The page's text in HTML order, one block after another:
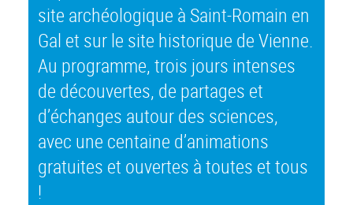
site archéologique à Saint-Romain en
Gal et sur le site historique de Vienne.
Au programme, trois jours intenses
de découvertes, de partages et
d’échanges autour des sciences,
avec une centaine d’animations
gratuites et ouvertes à toutes et tous
!